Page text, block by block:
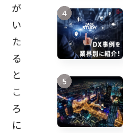
が
い
た
る
と
こ
ろ
に